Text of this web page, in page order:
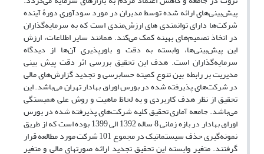
پیش‌بینی‌های ارائه شده توسط مدیران در مورد سودآوری دورۀ آینده
شرکت‌ها دارای توانمندی های ارزش‌مندی است که به سرمایه‌گذاران
در اتخاذ تصمیم‌های بهینه کمک می‌کند. همانند سایر اطلاعات، ارزش
این پیش‌بینی‌ها، وابسته به دقت و باورپذیری آن‌ها از دیدگاه
سرمایه‌گذاران است. هدف این تحقیق بررسی اثر دقت پیش بینی
مدیریت بر رابطه بین تنوع کمیته حسابرسی و تجدید گزارش‌های مالی
در شرکت‌های پذیرفته شده در بورس اوراق بهادار تهران می‌باشد. این
تحقیق از نظر هدف کاربردی و به لحاظ ماهیت و روش علی همبستگی
می‌باشد. جامعه آماری تحقیق کلیه شرکت‌های پذیرفته شده در بورس
اوراق بهادار در بازه زمانی 8 ساله 1392 الی 1399 بوده است که از طریق
نمونه‌گیری حذف سیستماتیک در مجموع 101 شرکت مورد مطالعه قرار
گرفتند. متغیر وابسته این تحقیق تجدید ارائه صورتهای مالی و متغیر